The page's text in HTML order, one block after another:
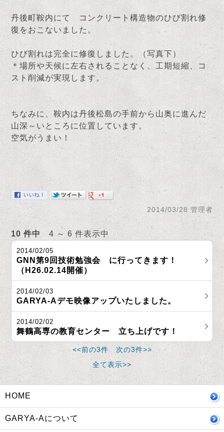
丹後町鞍内にて コンクリート構造物のひび割れ修
復をおこないました。
ひび割れは完全に修復しました。（写真下）
＊場所や天候に左右されることなく、工期短縮、コ
スト削減が実現します。
ちなみに、鞍内は丹後松島の手前から山奥に進んだ
山深～いところに位置しています。
空気がうまい！
2014/03/28 管理者
10 件中 4 ～ 6 件表示中
2014/02/05
GNN第9回技術勉強会 に行ってきます！
（H26.02.14開催）
2014/02/03
GARYA-Aデモ映像アップいたしました。
2014/02/02
舞鶴高専の教育センター 立ち上げです！
<<前の3件
次の3件>>
全て表示>>
HOME
GARYA-Aについて